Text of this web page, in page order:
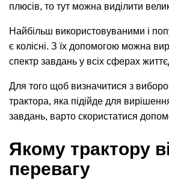
плюсів, то тут можна виділити
Найбільш використовуваними і
є колісні. З їх допомогою можна
спектр завдань у всіх сферах
Для того щоб визначитися з
трактора, яка підійде для
завдань, варто скористатися
Якому трактору
перевагу